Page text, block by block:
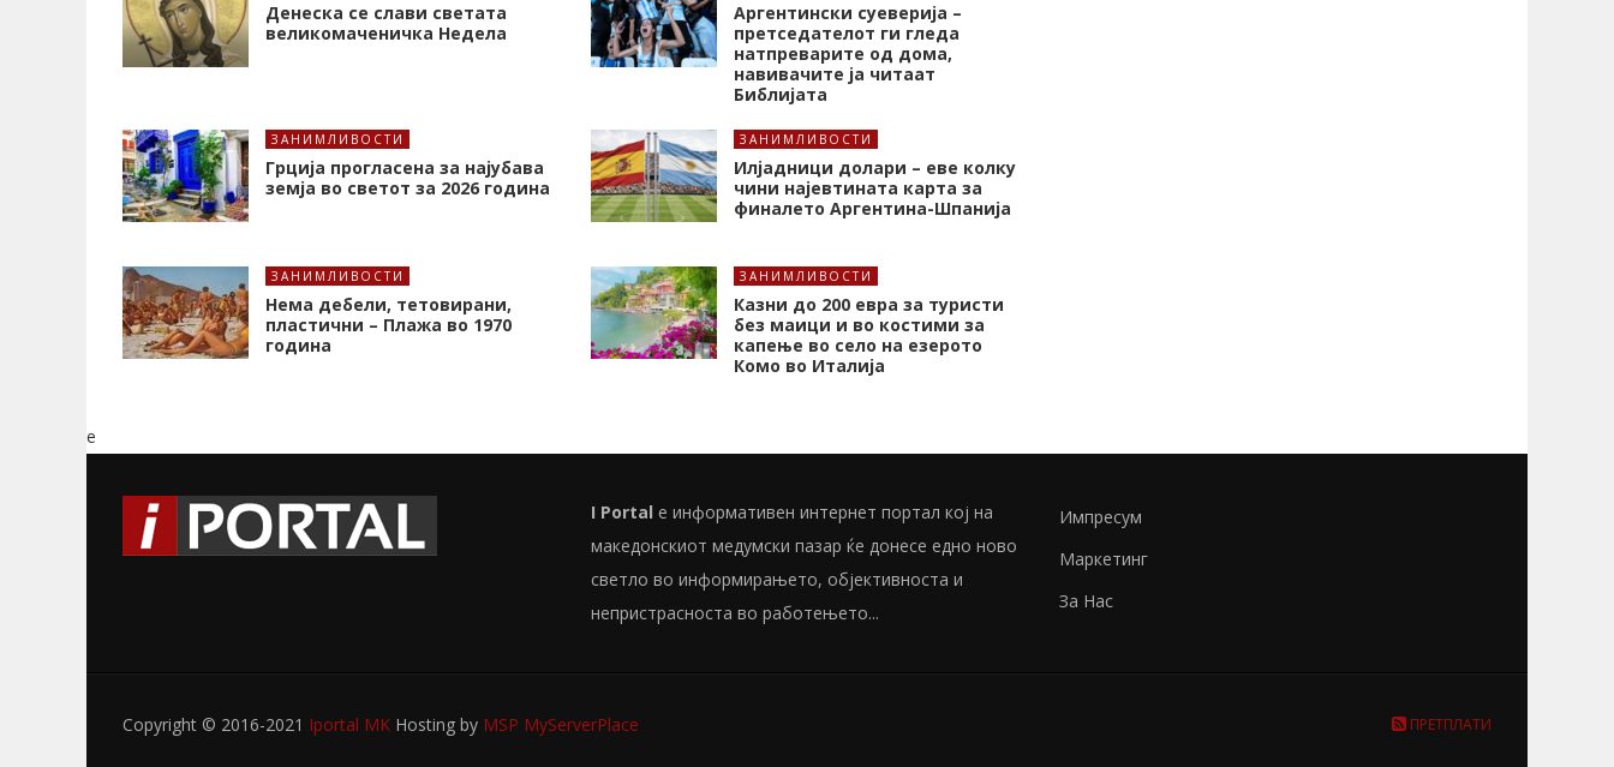
Денеска се слави светата
великомаченичка Недела
Аргентински суеверија –
претседателот ги гледа
натпреварите од дома,
навивачите ја читаат
Библијата
ЗАНИМЛИВОСТИ
Грција прогласена за најубава
земја во светот за 2026 година
ЗАНИМЛИВОСТИ
Илјадници долари – еве колку
чини најевтината карта за
финалето Аргентина-Шпанија
ЗАНИМЛИВОСТИ
Нема дебели, тетовирани,
пластични – Плажа во 1970
година
ЗАНИМЛИВОСТИ
Казни до 200 евра за туристи
без маици и во костими за
капење во село на езерото
Комо во Италија
e
I Portal е информативен интернет портал кој на
македонскиот медумски пазар ќе донесе едно ново
светло во информирањето, објективноста и
непристрасноста во работењето...
Импресум
Маркетинг
За Нас
Copyright © 2016-2021 Iportal MK Hosting by MSP MyServerPlace ПРЕТПЛАТИ